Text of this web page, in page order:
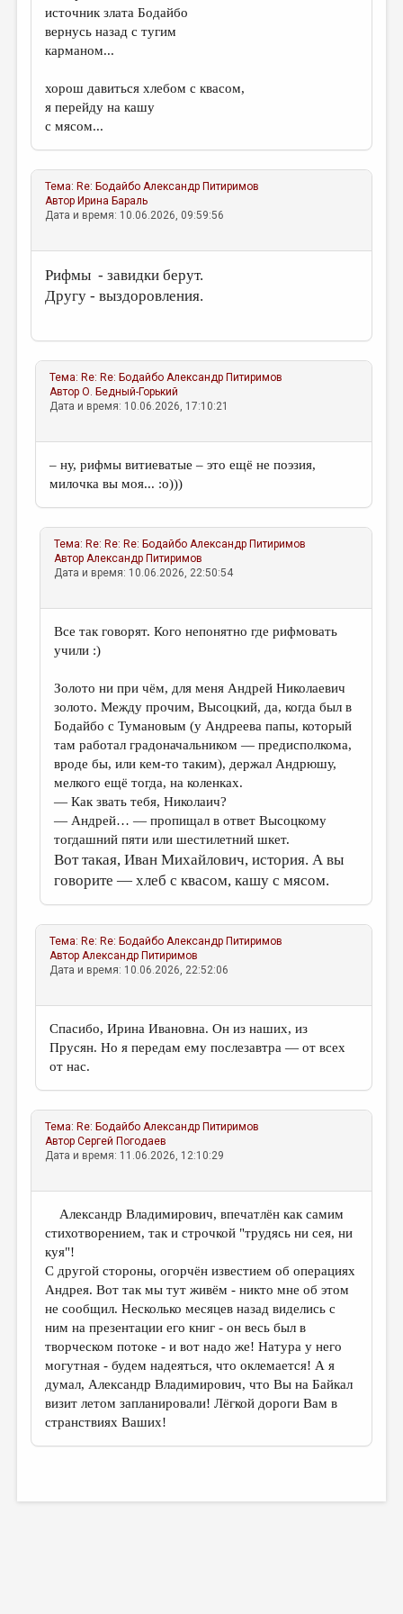
источник злата Бодайбо
вернусь назад с тугим
карманом...
хорош давиться хлебом с квасом,
я перейду на кашу
с мясом...
Тема: Re: Бодайбо Александр Питиримов
Автор Ирина Бараль
Дата и время: 10.06.2026, 09:59:56
Рифмы - завидки берут.
Другу - выздоровления.
Тема: Re: Re: Бодайбо Александр Питиримов
АвторО. Бедный-Горький
Дата и время: 10.06.2026, 17:10:21
– ну, рифмы витиеватые – это ещё не поэзия,
милочка вы моя... :о)))
Тема: Re: Re: Re: Бодайбо Александр Питиримов
АвторАлександр Питиримов
Дата и время: 10.06.2026, 22:50:54
Все так говорят. Кого непонятно где рифмовать
учили :)
Золото ни при чём, для меня Андрей Николаевич
золото. Между прочим, Высоцкий, да, когда был в
Бодайбо с Тумановым (у Андреева папы, который
там работал градоначальником — предисполкома,
вроде бы, или кем-то таким), держал Андрюшу,
мелкого ещё тогда, на коленках.
— Как звать тебя, Николаич?
— Андрей… — пропищал в ответ Высоцкому
тогдашний пяти или шестилетний шкет.
Вот такая, Иван Михайлович, история. А вы
говорите — хлеб с квасом, кашу с мясом.
Тема: Re: Re: Бодайбо Александр Питиримов
АвторАлександр Питиримов
Дата и время: 10.06.2026, 22:52:06
Спасибо, Ирина Ивановна. Он из наших, из
Прусян. Но я передам ему послезавтра — от всех
от нас.
Тема: Re: Бодайбо Александр Питиримов
АвторСергей Погодаев
Дата и время: 11.06.2026, 12:10:29
Александр Владимирович, впечатлён как самим
стихотворением, так и строчкой "трудясь ни сея, ни
куя"!
С другой стороны, огорчён известием об операциях
Андрея. Вот так мы тут живём - никто мне об этом
не сообщил. Несколько месяцев назад виделись с
ним на презентации его книг - он весь был в
творческом потоке - и вот надо же! Натура у него
могутная - будем надеяться, что оклемается! А я
думал, Александр Владимирович, что Вы на Байкал
визит летом запланировали! Лёгкой дороги Вам в
странствиях Ваших!